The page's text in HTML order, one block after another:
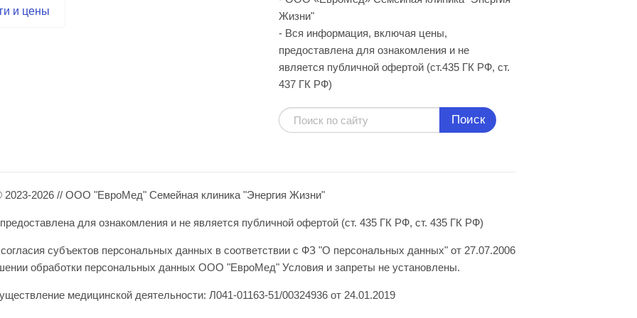
и цены
Жизни"
- Вся информация, включая цены,
предоставлена для ознакомления и не
является публичной офертой (ст.435 ГК РФ, cт.
437 ГК РФ)
Поиск
2023-2026 // ООО "ЕвроМед" Семейная клиника "Энергия Жизни"
для ознакомления и не является публичной офертой (ст. 435 ГК РФ, ст. 435 ГК РФ)
субъектов персональных данных в соответствии с ФЗ "О персональных данных" от 27.07.2006
обработки персональных данных ООО "ЕвроМед" Условия и запреты не установлены.
медицинской деятельности: Л041-01163-51/00324936 от 24.01.2019